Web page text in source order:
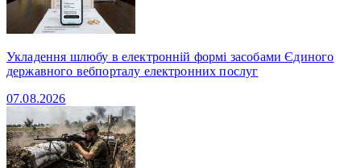
Укладення шлюбу в електронній формі засобами Єдиного
державного вебпорталу електронних послуг
07.08.2026